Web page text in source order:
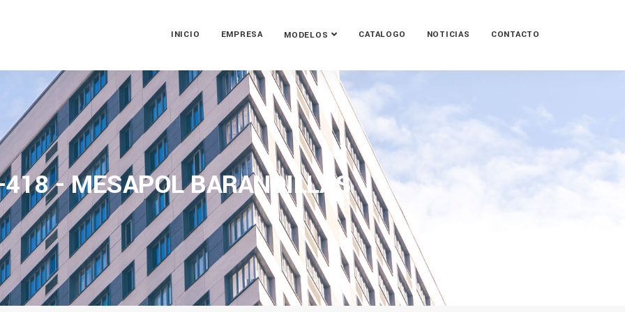
INICIO EMPRESA MODELOS CATALOGO NOTICIAS CONTACTO
- MESAPOL BARANDILLAS